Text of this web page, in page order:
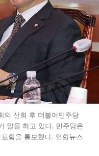
의 산회 후 더불어민주당
말을 하고 있다. 민주당은
함을 통보했다. 연합뉴스